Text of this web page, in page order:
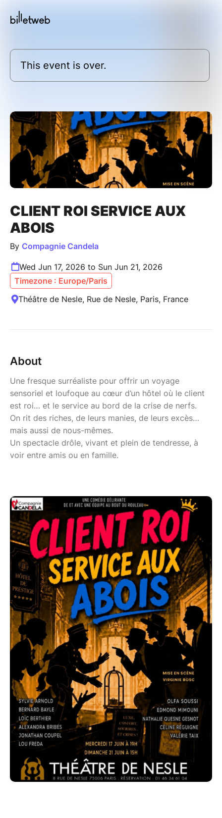
This event is over.
CLIENT ROI SERVICE AUX
ABOIS
By Compagnie Candela
Wed Jun 17, 2026 to Sun Jun 21, 2026
Timezone : Europe/Paris
Théâtre de Nesle, Rue de Nesle, Paris, France
About
Une fresque surréaliste pour offrir un voyage
sensoriel et loufoque au cœur d’un hôtel où le client
est roi… et le service au bord de la crise de nerfs.
On rit des riches, de leurs manies, de leurs excès…
mais aussi de nous-mêmes.
Un spectacle drôle, vivant et plein de tendresse, à
voir entre amis ou en famille.